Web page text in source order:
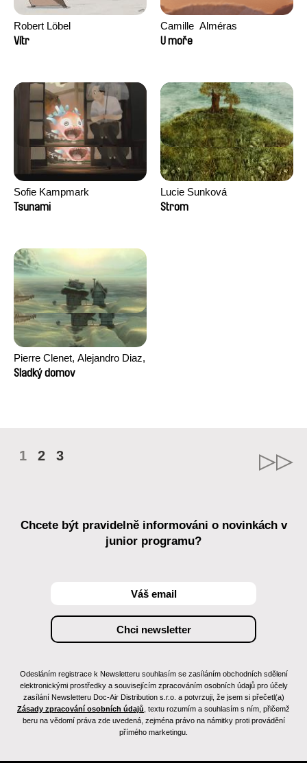
Robert Löbel
Vítr
Camille​ ​ ​Alméras
U moře
Sofie Kampmark
Tsunami
Lucie Sunková
Strom
Pierre Clenet, Alejandro Diaz,
Romain Mazevet, Stéphane
Sladký domov
1 2 3
Chcete být pravidelně informováni o novinkách v
junior programu?
Odesláním registrace k Newsletteru souhlasím se zasíláním obchodních sdělení
elektronickými prostředky a souvisejícím zpracováním osobních údajů pro účely
zasílání Newsletteru Doc-Air Distribution s.r.o. a potvrzuji, že jsem si přečetl(a)
Zásady zpracování osobních údajů , textu rozumím a souhlasím s ním, přičemž
beru na vědomí práva zde uvedená, zejména právo na námitky proti provádění
přímého marketingu.